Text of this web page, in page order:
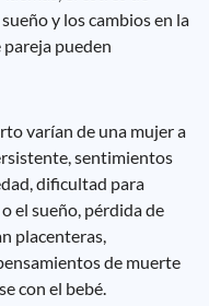
y los cambios en la
pueden
varían de una mujer a
sentimientos
dificultad para
el sueño, pérdida de
placenteras,
de muerte
con el bebé.